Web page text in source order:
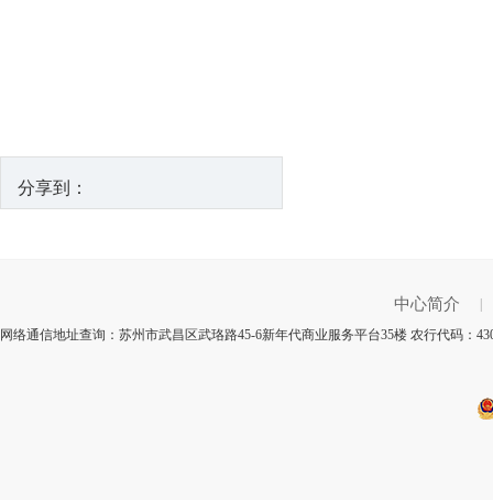
分享到：
中心简介
网络通信地址查询：苏州市武昌区武珞路45-6新年代商业服务平台35楼 农行代码：